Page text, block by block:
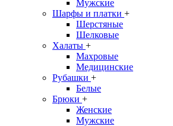
Мужские
Шарфы и платки +
Шерстяные
Шелковые
Халаты +
Махровые
Медицинские
Рубашки +
Белые
Брюки +
Женские
Мужские